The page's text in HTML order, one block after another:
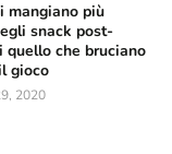
mangiano più
snack post-
quello che bruciano
gioco
2020